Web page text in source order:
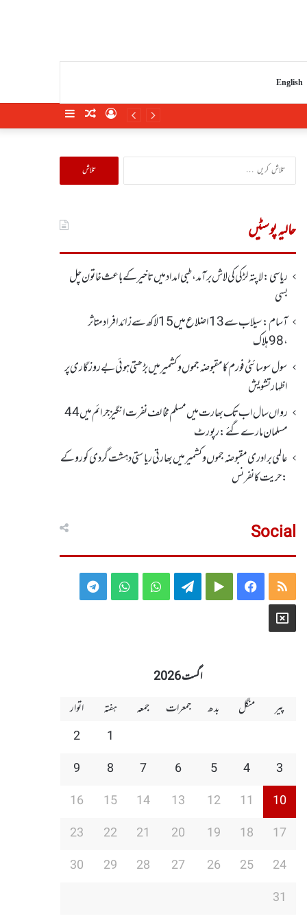
English
SidebarRandomLog
تلاش
کریں
حالیہ پوسٹیں
ریاسی: لاپتہ لڑکی کی لاش برآمد، طبی امداد میں تاخیرکے باعث خاتون چل
بسی
آسام: سیلاب سے 13اضلاع میں 15لاکھ سے زائد افراد متاثر
، 98ہلاک
سول سوسائٹی فورم کا مقبوضہ جموں وکشمیر میں بڑھتی ہوئی بے روزگاری پر
اظہارتشویش
رواں سال اب تک بھارت میں مسلم مخالف نفرت انگیز جرائم میں 44
مسلمان مارے گئے: رپورٹ
عالمی برادری مقبوضہ جموں وکشمیر میں بھارتی ریاستی دہشت گردی کو روکے
: حریت کانفرنس
Social
RSS
Facebook
Google
Telegram
WhatsApp
WhatsApp
Telegram
X
اگست 2026
پیر
منگل بدھ جمعرات جمعہ ہفتہ
اتوار
1
2
3
4
5
6
7
8
9
10
11
12
13
14
15
16
17
18
19
20
21
22
23
24
25
26
27
28
29
30
31